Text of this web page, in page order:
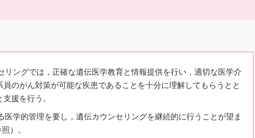
リングでは，正確な遺伝医学教育と情報提供を行い，適切な医学介
のがん対策が可能な疾患であることを十分に理解してもらうとと
援を行う。
医学的管理を要し，遺伝カウンセリングを継続的に行うことが望ま
）。